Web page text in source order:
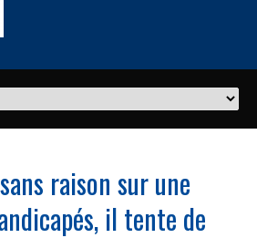
raison sur une
il tente de